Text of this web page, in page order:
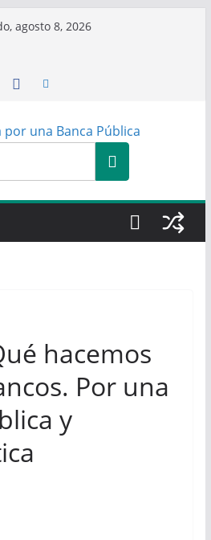
agosto 8, 2026
hacemos
Por una
y